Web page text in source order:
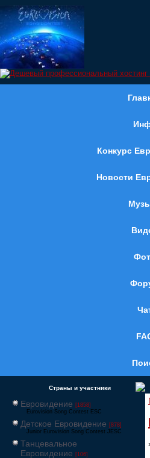
Конкурс
Новости
Страны и участники
Евровидение [1858]
Eurovision Song Contest ESC
Детское Евровидение [878]
Junior Eurovision Song Contest JESC
Танцевальное
Евровидение [106]